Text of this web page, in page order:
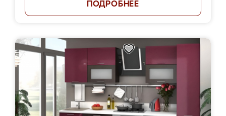
ПОДРОБНЕЕ